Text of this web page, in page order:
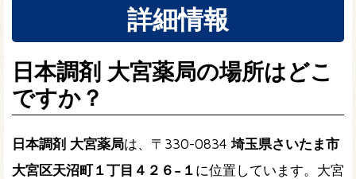
詳細情報
日本調剤 大宮薬局の場所はどこ
ですか？
日本調剤 大宮薬局は、〒330-0834 埼玉県さいたま市
大宮区天沼町１丁目４２６−１ に位置しています。大宮